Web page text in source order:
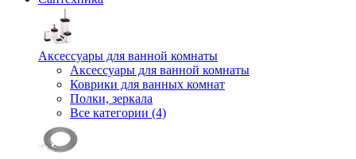
Аксессуары для ванной комнаты
Аксессуары для ванной комнаты
Коврики для ванных комнат
Полки, зеркала
Все категории (4)